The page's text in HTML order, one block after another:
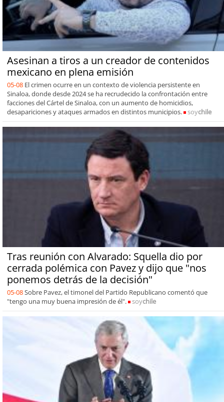
Asesinan a tiros a un creador de contenidos
mexicano en plena emisión
05-08 El crimen ocurre en un contexto de violencia persistente en
Sinaloa, donde desde 2024 se ha recrudecido la confrontación entre
facciones del Cártel de Sinaloa, con un aumento de homicidios,
desapariciones y ataques armados en distintos municipios.
soychile
Tras reunión con Alvarado: Squella dio por
cerrada polémica con Pavez y dijo que "nos
ponemos detrás de la decisión"
05-08Sobre Pavez, el timonel del Partido Republicano comentó que
"tengo una muy buena impresión de él".
soychile